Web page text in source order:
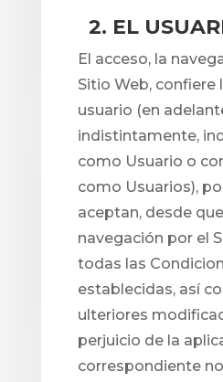
2. EL
El acceso, la
Sitio Web, confiere
usuario (en
indistintamente,
como Usuario o
como Usuarios),
aceptan, desde
navegación por el
todas las
establecidas, así
ulteriores
perjuicio de la
correspondiente